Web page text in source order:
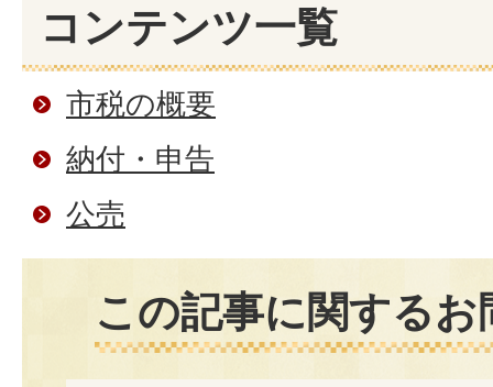
コンテンツ一覧
市税の概要
納付・申告
公売
この記事に関する